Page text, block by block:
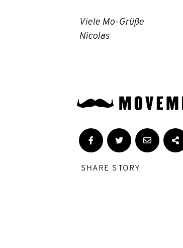
Viele Mo-Grüße
Nicolas
SHARE STORY